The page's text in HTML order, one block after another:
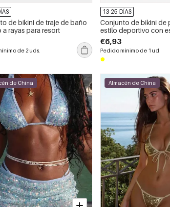
de bikini de traje de baño
a rayas para resort
de 2 uds.
13-25 DÍAS
Conjunto de bikini de
estilo deportivo con
lunares y bloques de
€6,93
Pedido mínimo de 1 ud.
de China Almacén de China